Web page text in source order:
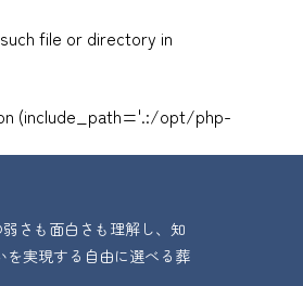
file or directory in
(include_path='.:/opt/php-
さも面白さも理解し、知
実現する自由に選べる葬